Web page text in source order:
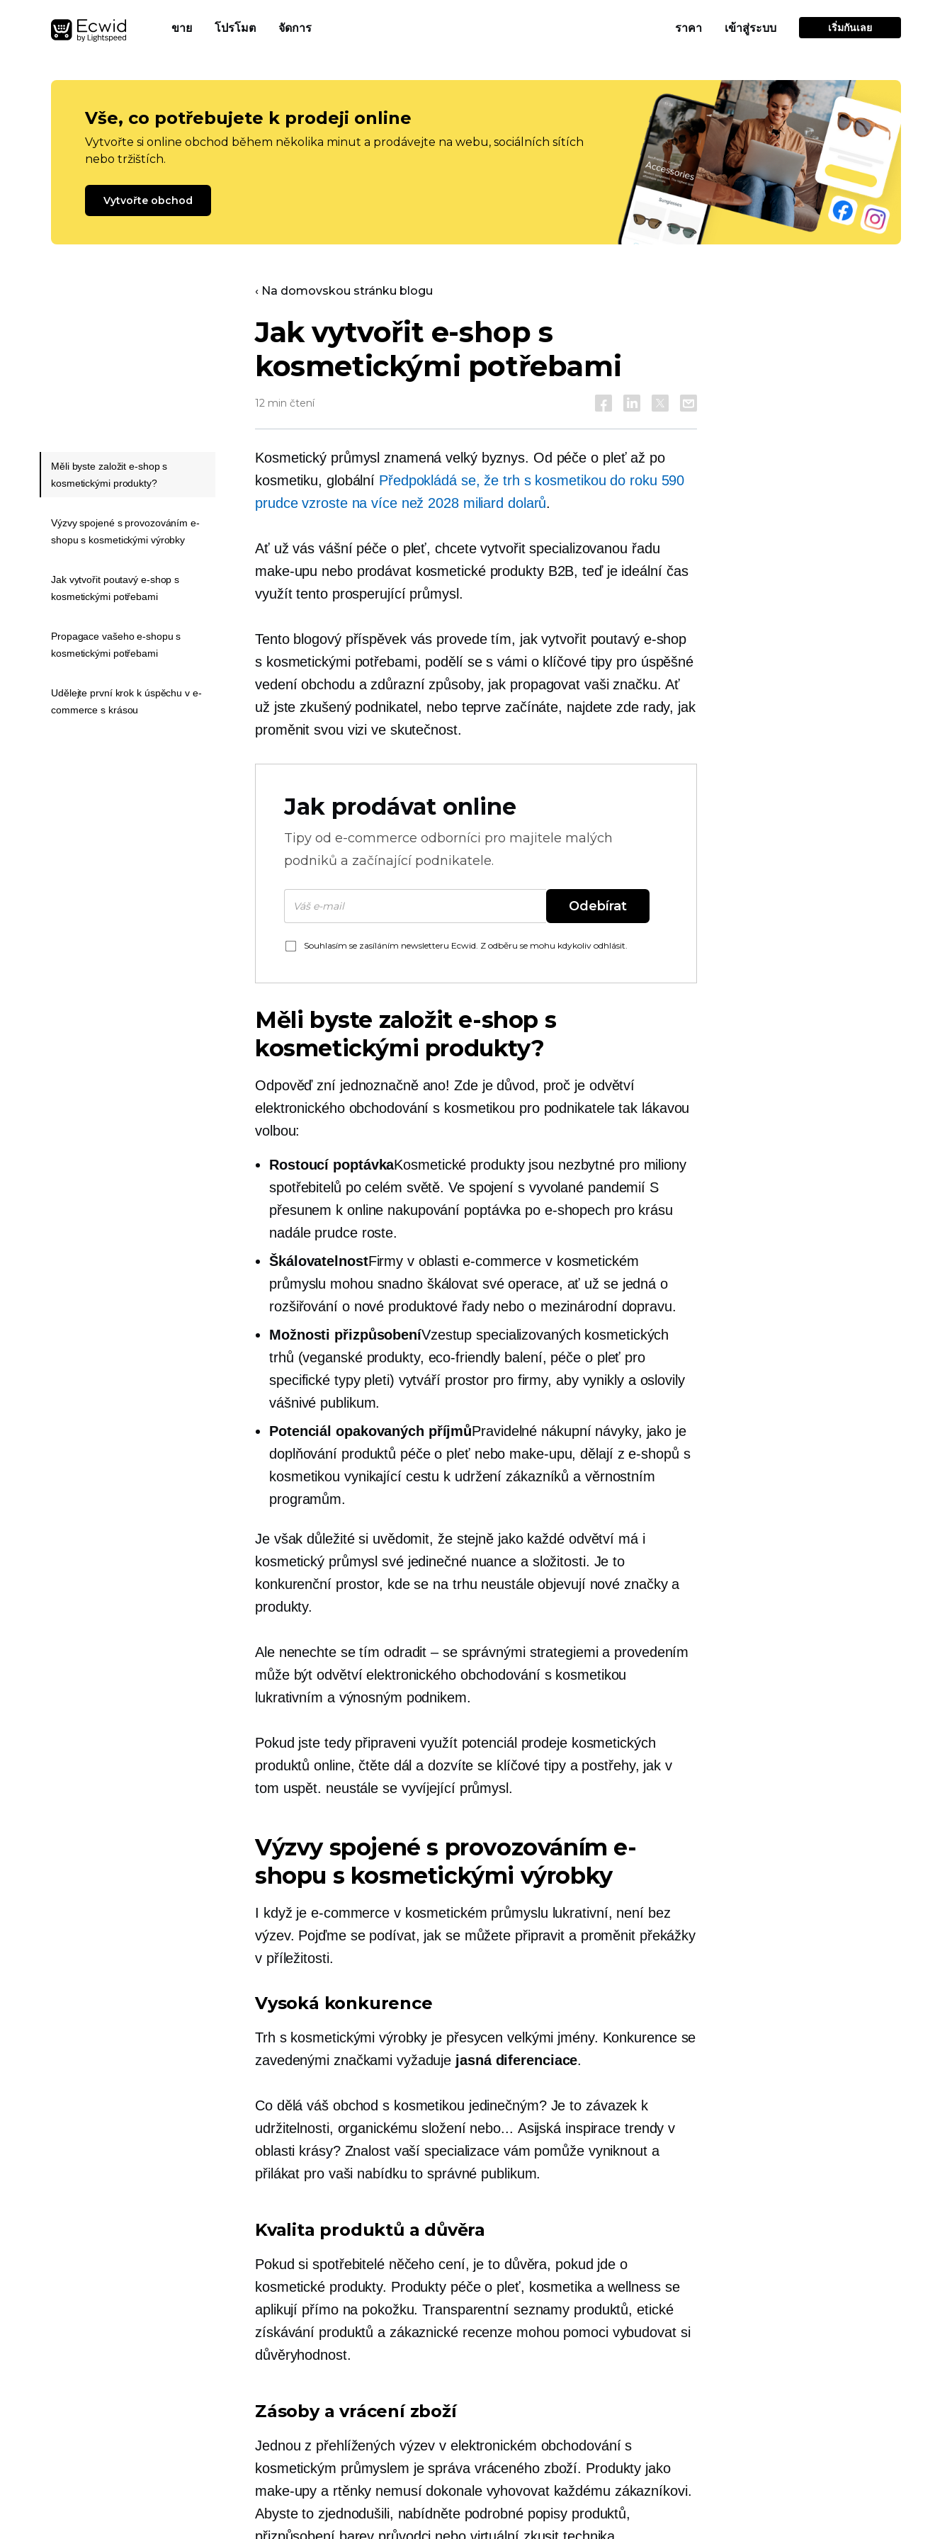
ขาย โปรโมต จัดการ ราคา เข้าสู่ระบบ เริ่มกันเลย
Vše, co potřebujete k prodeji online
Vytvořte si online obchod během několika minut a prodávejte na webu, sociálních sítích
nebo tržištích.
Vytvořte obchod
‹ Na domovskou stránku blogu
Jak vytvořit e-shop s
kosmetickými potřebami
12 min čtení
Kosmetický průmysl znamená velký byznys. Od péče o pleť až po
kosmetiku, globální Předpokládá se, že trh s kosmetikou do roku 590
prudce vzroste na více než 2028 miliard dolarů.
Ať už vás vášní péče o pleť, chcete vytvořit specializovanou řadu
make-upu nebo prodávat kosmetické produkty B2B, teď je ideální čas
využít tento prosperující průmysl.
Tento blogový příspěvek vás provede tím, jak vytvořit poutavý e-shop
s kosmetickými potřebami, podělí se s vámi o klíčové tipy pro úspěšné
vedení obchodu a zdůrazní způsoby, jak propagovat vaši značku. Ať
už jste zkušený podnikatel, nebo teprve začínáte, najdete zde rady, jak
proměnit svou vizi ve skutečnost.
Jak prodávat online
Tipy od e-commerce odborníci pro majitele malých
podniků a začínající podnikatele.
Odebírat
Souhlasím se zasíláním newsletteru Ecwid. Z odběru se mohu kdykoliv odhlásit.
Měli byste založit e-shop s
kosmetickými produkty?
Odpověď zní jednoznačně ano! Zde je důvod, proč je odvětví
elektronického obchodování s kosmetikou pro podnikatele tak lákavou
volbou:
Rostoucí poptávkaKosmetické produkty jsou nezbytné pro miliony
spotřebitelů po celém světě. Ve spojení s vyvolané pandemií S
přesunem k online nakupování poptávka po e-shopech pro krásu
nadále prudce roste.
ŠkálovatelnostFirmy v oblasti e-commerce v kosmetickém
průmyslu mohou snadno škálovat své operace, ať už se jedná o
rozšiřování o nové produktové řady nebo o mezinárodní dopravu.
Možnosti přizpůsobeníVzestup specializovaných kosmetických
trhů (veganské produkty, eco-friendly balení, péče o pleť pro
specifické typy pleti) vytváří prostor pro firmy, aby vynikly a oslovily
vášnivé publikum.
Potenciál opakovaných příjmůPravidelné nákupní návyky, jako je
doplňování produktů péče o pleť nebo make-upu, dělají z e-shopů s
kosmetikou vynikající cestu k udržení zákazníků a věrnostním
programům.
Je však důležité si uvědomit, že stejně jako každé odvětví má i
kosmetický průmysl své jedinečné nuance a složitosti. Je to
konkurenční prostor, kde se na trhu neustále objevují nové značky a
produkty.
Ale nenechte se tím odradit – se správnými strategiemi a provedením
může být odvětví elektronického obchodování s kosmetikou
lukrativním a výnosným podnikem.
Pokud jste tedy připraveni využít potenciál prodeje kosmetických
produktů online, čtěte dál a dozvíte se klíčové tipy a postřehy, jak v
tom uspět. neustále se vyvíjejícíprůmysl.
Výzvy spojené s provozováním e-
shopu s kosmetickými výrobky
I když je e-commerce v kosmetickém průmyslu lukrativní, není bez
výzev. Pojďme se podívat, jak se můžete připravit a proměnit překážky
v příležitosti.
Vysoká konkurence
Trh s kosmetickými výrobky je přesycen velkými jmény. Konkurence se
zavedenými značkami vyžaduje jasná diferenciace.
Co dělá váš obchod s kosmetikou jedinečným? Je to závazek k
udržitelnosti, organickému složení nebo... Asijská inspirace trendy v
oblasti krásy? Znalost vaší specializace vám pomůže vyniknout a
přilákat pro vaši nabídku to správné publikum.
Kvalita produktů a důvěra
Pokud si spotřebitelé něčeho cení, je to důvěra, pokud jde o
kosmetické produkty. Produkty péče o pleť, kosmetika a wellness se
aplikují přímo na pokožku. Transparentní seznamy produktů, etické
získávání produktů a zákaznické recenze mohou pomoci vybudovat si
důvěryhodnost.
Zásoby a vrácení zboží
Jednou z přehlížených výzev v elektronickém obchodování s
kosmetickým průmyslem je správa vráceného zboží. Produkty jako
make-upy a rtěnky nemusí dokonale vyhovovat každému zákazníkovi.
Abyste to zjednodušili, nabídněte podrobné popisy produktů,
Měli byste založit e-shop s
kosmetickými produkty?
Výzvy spojené s provozováním e-
shopu s kosmetickými výrobky
Jak vytvořit poutavý e-shop s
kosmetickými potřebami
Propagace vašeho e-shopu s
kosmetickými potřebami
Udělejte první krok k úspěchu v e-
commerce s krásou